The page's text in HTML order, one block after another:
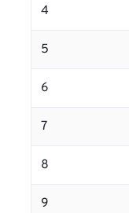
4
5
6
7
8
9